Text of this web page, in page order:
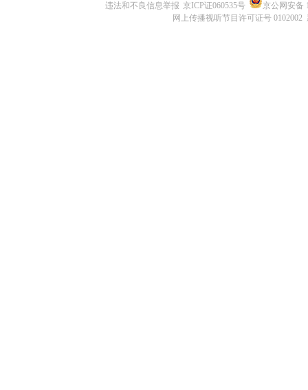
违法和不良信息举报 京ICP证060535号
京公网安备
网上传播视听节目许可证号 0102002